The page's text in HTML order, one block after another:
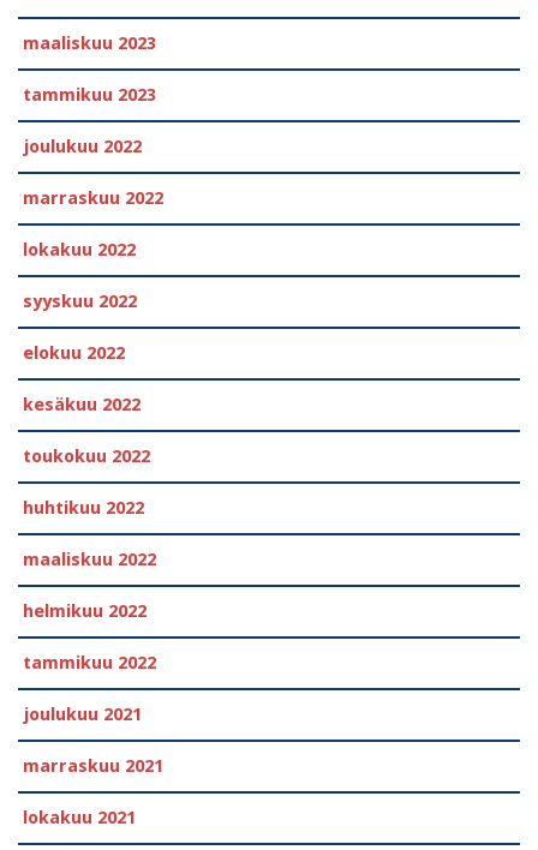
maaliskuu 2023
tammikuu 2023
joulukuu 2022
marraskuu 2022
lokakuu 2022
syyskuu 2022
elokuu 2022
kesäkuu 2022
toukokuu 2022
huhtikuu 2022
maaliskuu 2022
helmikuu 2022
tammikuu 2022
joulukuu 2021
marraskuu 2021
lokakuu 2021